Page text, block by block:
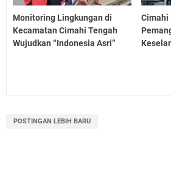
Monitoring Lingkungan di
Kecamatan Cimahi Tengah
Wujudkan “Indonesia Asri”
Cimahi
POSTINGAN LEBIH BARU